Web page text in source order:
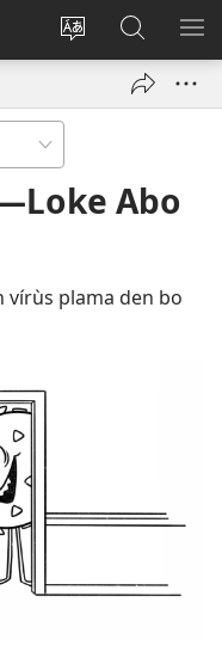
Kambia
Log
window)
Buska
Riba
JW.ORG
Abo
vírùs plama den bo